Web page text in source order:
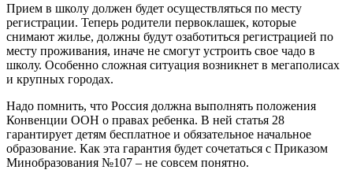
Прием в школу должен будет осуществляться по месту
регистрации. Теперь родители первоклашек, которые
снимают жилье, должны будут озаботиться регистрацией по
месту проживания, иначе не смогут устроить свое чадо в
школу. Особенно сложная ситуация возникнет в мегаполисах
и крупных городах.
Надо помнить, что Россия должна выполнять положения
Конвенции ООН о правах ребенка. В ней статья 28
гарантирует детям бесплатное и обязательное начальное
образование. Как эта гарантия будет сочетаться с Приказом
Минобразования №107 – не совсем понятно.